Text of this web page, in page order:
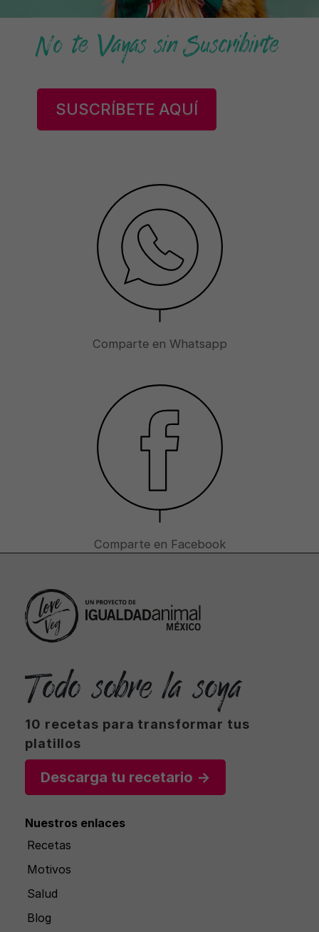
No te Vayas sin Suscribirte
SUSCRÍBETE AQUÍ
Comparte en Whatsapp
Comparte en Facebook
Todo sobre la soya
10 recetas para transformar tus
platillos
Descarga tu recetario →
Nuestros enlaces
Recetas
Motivos
Salud
Blog